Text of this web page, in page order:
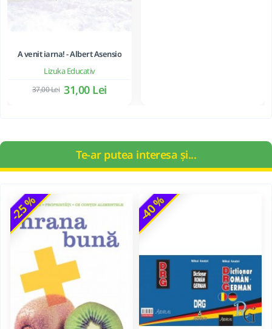
Lizuka Educativ
A venit iarna! - Albert Asensio
31,00 Lei
37,00 Lei
Te-ar putea interesa și...
-25 % -40 %